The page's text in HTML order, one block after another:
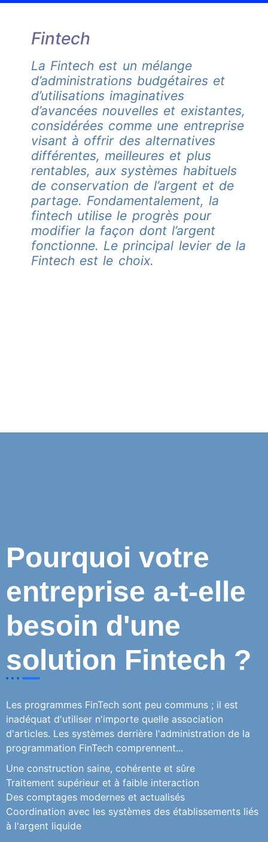
Fintech
La Fintech est un mélange
d’administrations budgétaires et
d’utilisations imaginatives
d’avancées nouvelles et existantes,
considérées comme une entreprise
visant à offrir des alternatives
différentes, meilleures et plus
rentables, aux systèmes habituels
de conservation de l’argent et de
partage. Fondamentalement, la
fintech utilise le progrès pour
modifier la façon dont l’argent
fonctionne. Le principal levier de la
Fintech est le choix.
Pourquoi votre
entreprise a-t-elle
besoin d'une
solution Fintech ?
Les programmes FinTech sont peu communs ; il est
inadéquat d'utiliser n'importe quelle association
d'articles. Les systèmes derrière l'administration de la
programmation FinTech comprennent...
Une construction saine, cohérente et sûre
Traitement supérieur et à faible interaction
Des comptages modernes et actualisés
Coordination avec les systèmes des établissements liés
à l'argent liquide